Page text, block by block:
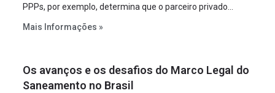
PPPs, por exemplo, determina que o parceiro privado
empreendimento. Ou seja, a suposta “fraude à licitação” é
projeto a projeto.
Mais Informações »
Os avanços e os desafios do Marco Legal do
Saneamento no Brasil